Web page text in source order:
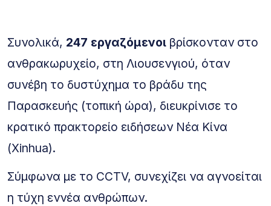
Συνολικά, 247 εργαζόμενοι βρίσκονταν στο
ανθρακωρυχείο, στη Λιουσενγιού, όταν
συνέβη το δυστύχημα το βράδυ της
Παρασκευής (τοπική ώρα), διευκρίνισε το
κρατικό πρακτορείο ειδήσεων Νέα Κίνα
(Xinhua).
Σύμφωνα με το CCTV, συνεχίζει να αγνοείται
η τύχη εννέα ανθρώπων.